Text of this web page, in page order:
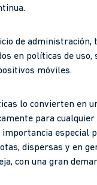
de administración,
en políticas de uso,
móviles.
lo convierten en
para cualquier
importancia especial
dispersas y en
con una gran